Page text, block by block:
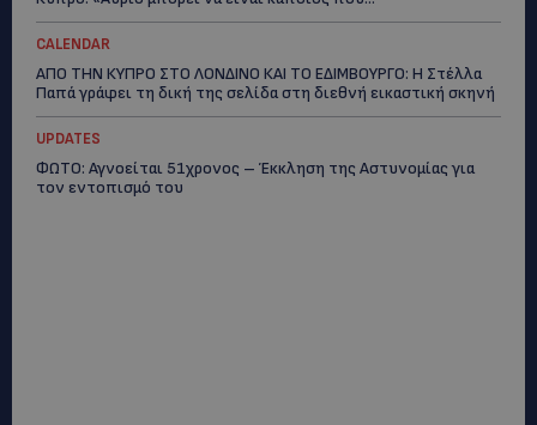
CALENDAR
ΑΠΟ ΤΗΝ ΚΥΠΡΟ ΣΤΟ ΛΟΝΔΙΝΟ ΚΑΙ ΤΟ ΕΔΙΜΒΟΥΡΓΟ: Η Στέλλα
Παπά γράφει τη δική της σελίδα στη διεθνή εικαστική σκηνή
UPDATES
ΦΩΤΟ: Αγνοείται 51χρονος – Έκκληση της Αστυνομίας για
τον εντοπισμό του